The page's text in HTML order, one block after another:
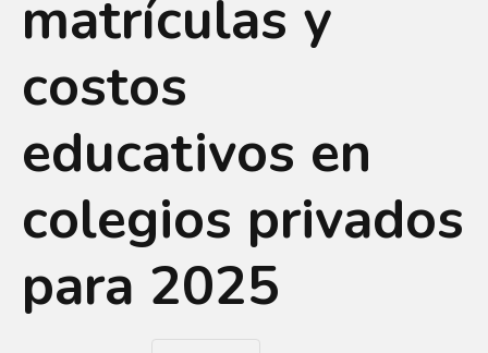
matrículas y
costos
educativos en
colegios privados
para 2025